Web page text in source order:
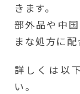
きます。
部外品や中
まな処方に配
詳しくは以
い。